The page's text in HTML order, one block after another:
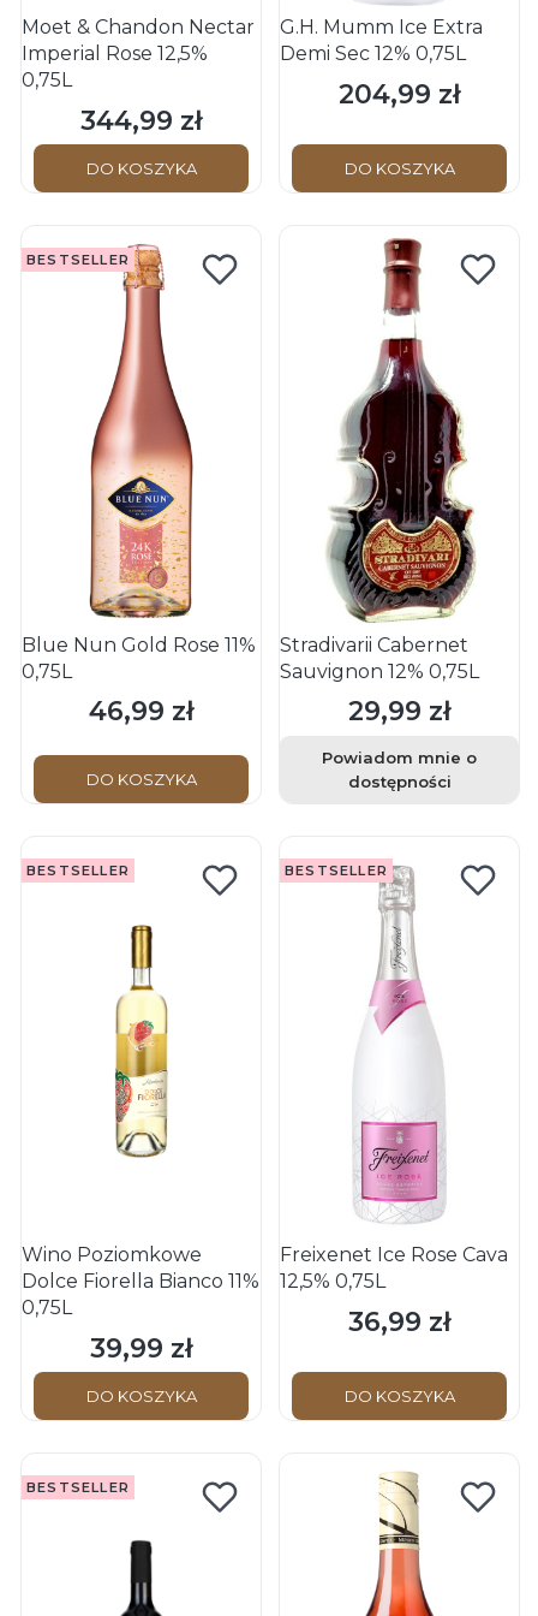
Moet & Chandon Nectar
Imperial Rose 12,5%
0,75L
Cena
344,99 zł
DO KOSZYKA
G.H. Mumm Ice Extra
Demi Sec 12% 0,75L
Cena
204,99 zł
DO KOSZYKA
BESTSELLER
Blue Nun Gold Rose 11%
0,75L
Cena
46,99 zł
DO KOSZYKA
Stradivarii Cabernet
Sauvignon 12% 0,75L
Cena
29,99 zł
Powiadom mnie o
dostępności
BESTSELLER
Wino Poziomkowe
Dolce Fiorella Bianco 11%
0,75L
Cena
39,99 zł
DO KOSZYKA
BESTSELLER
Freixenet Ice Rose Cava
12,5% 0,75L
Cena
36,99 zł
DO KOSZYKA
BESTSELLER